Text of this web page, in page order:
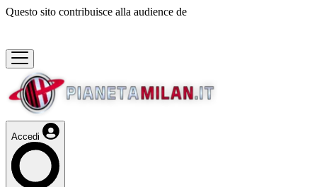
Questo sito contribuisce alla audience de
Accedi